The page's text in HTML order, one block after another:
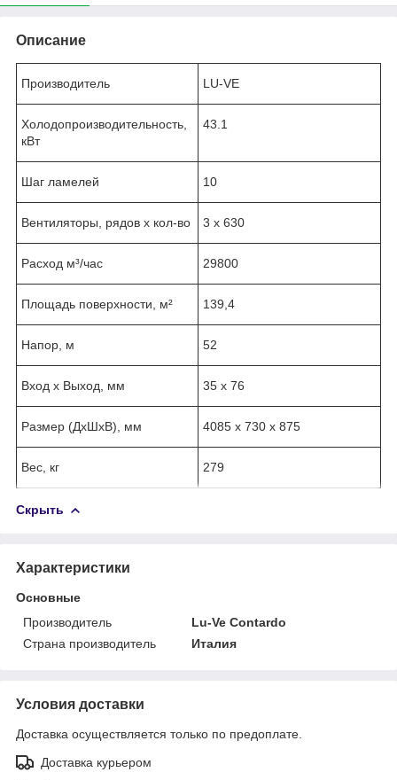
Описание
Производитель LU-VE
Холодопроизводительность,
кВт
43.1
Шаг ламелей 10
Вентиляторы, рядов х кол-во 3 x 630
Расход м³/час 29800
Площадь поверхности, м² 139,4
Напор, м 52
Вход х Выход, мм 35 х 76
Размер (ДхШхВ), мм 4085 х 730 х 875
Вес, кг 279
Скрыть
Характеристики
Основные
Производитель
Lu-Ve Contardo
Страна производитель
Италия
Условия доставки
Доставка осуществляется только по предоплате.
Доставка курьером